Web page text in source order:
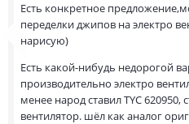
Есть конкретное
переделки джипов на электро
нарисую)
Есть какой-нибудь недорогой
производительно электро
менее народ ставил TYC 620950,
вентилятор. шёл как аналог